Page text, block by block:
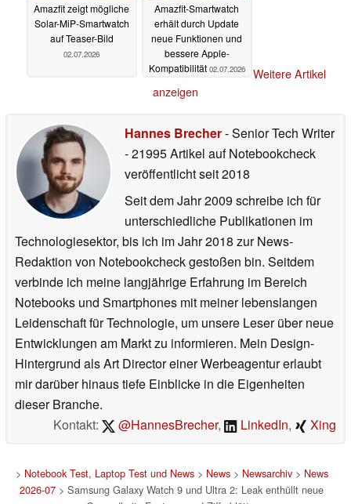
Amazfit zeigt mögliche
Solar-MiP-Smartwatch
auf Teaser-Bild
02.07.2026
Amazfit-Smartwatch
erhält durch Update
neue Funktionen und
bessere Apple-
Kompatibilität 02.07.2026
Weitere Artikel
anzeigen
Hannes Brecher- Senior Tech Writer
- 21995 Artikel auf Notebookcheck
veröffentlichtseit 2018
Seit dem Jahr 2009 schreibe ich für
unterschiedliche Publikationen im
Technologiesektor, bis ich im Jahr 2018 zur News-
Redaktion von Notebookcheck gestoßen bin. Seitdem
verbinde ich meine langjährige Erfahrung im Bereich
Notebooks und Smartphones mit meiner lebenslangen
Leidenschaft für Technologie, um unsere Leser über neue
Entwicklungen am Markt zu informieren. Mein Design-
Hintergrund als Art Director einer Werbeagentur erlaubt
mir darüber hinaus tiefe Einblicke in die Eigenheiten
dieser Branche.
Kontakt:
@HannesBrecher, LinkedIn, Xing
> Notebook Test, Laptop Test und News> News> Newsarchiv> News
2026-07 > Samsung Galaxy Watch 9 und Ultra 2: Leak enthüllt neue